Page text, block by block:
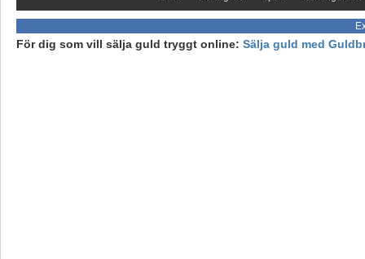
För dig som vill sälja guld tryggt online: Sälja guld med